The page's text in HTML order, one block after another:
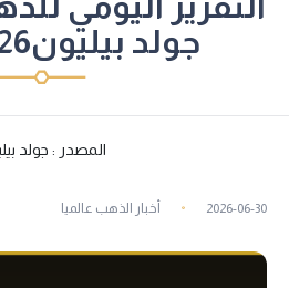
جولد بيليون30/6/2026
المصدر : جولد
2026-06-30 أخبار الذهب عالميا